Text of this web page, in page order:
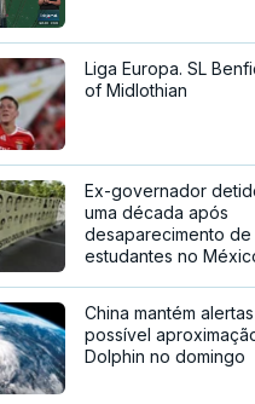
Liga Europa. SL
of Midlothian
Ex-governador
uma década após
desaparecimento de
estudantes no
China mantém
possível
Dolphin no domingo